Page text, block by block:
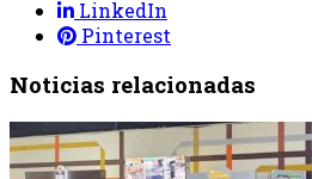
LinkedIn
Pinterest
Noticias relacionadas